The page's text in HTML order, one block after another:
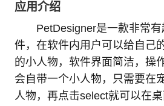
应用介绍
PetDesigner是一款非常
件，在软件内用户可以给自己
的小人物，软件界面简洁，操
会自带一个小人物，只需要在
人物，再点击select就可以在